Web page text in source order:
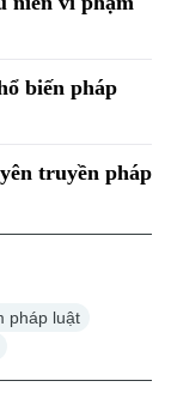
biến pháp
truyền pháp
pháp luật